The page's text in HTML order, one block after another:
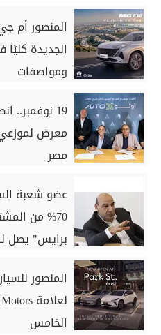
الجديدة
ومواصفات
19
معرض
مصر
عضو شعبة
70% من
برايس" يصل لـ 250 ألف جنيه |
المنصور
الخامس